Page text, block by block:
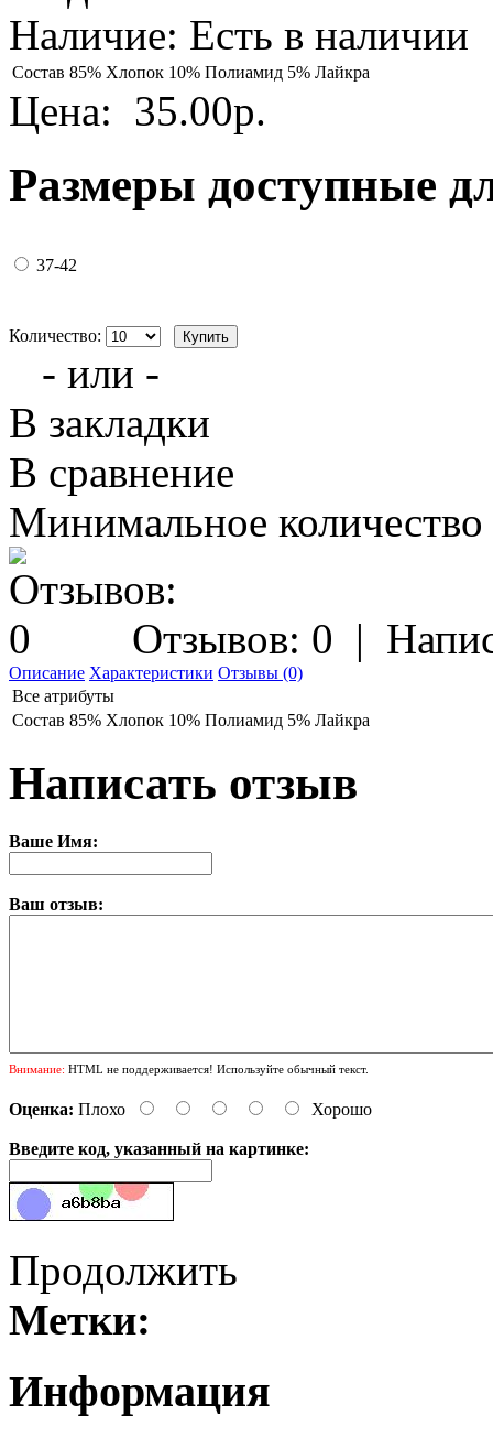
Наличие: Есть в наличии
Состав 85% Хлопок 10% Полиамид 5% Лайкра
Цена: 35.00р.
Размеры доступные
37-42
Количество:
- или -
В закладки
В сравнение
Минимальное количество
Отзывов: 0 |
Описание Характеристики Отзывы (0)
Все атрибуты
Состав 85% Хлопок 10% Полиамид 5% Лайкра
Написать отзыв
Ваше Имя:
Ваш отзыв:
Внимание: HTML не поддерживается! Используйте обычный текст.
Оценка: Плохо Хорошо
Введите код, указанный на картинке:
Продолжить
Метки:
Информация